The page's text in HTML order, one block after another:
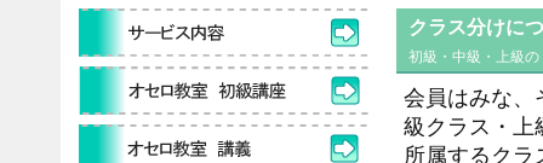
クラス分けに
初級・中級・上級
会員はみな、
級クラス・上
所属するクラ